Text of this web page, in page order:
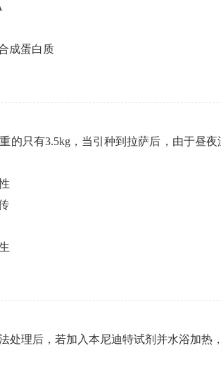
成蛋白质
的只有3.5kg，当引种到拉萨后，由于昼
处理后，若加入本尼迪特试剂并水浴加